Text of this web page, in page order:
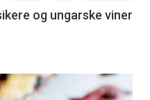
og ungarske viner